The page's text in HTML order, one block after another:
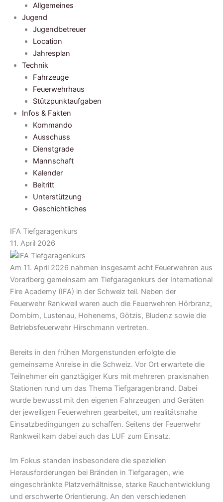
Allgemeines
Jugend
Jugendbetreuer
Location
Jahresplan
Technik
Fahrzeuge
Feuerwehrhaus
Stützpunktaufgaben
Infos & Fakten
Kommando
Ausschuss
Dienstgrade
Mannschaft
Kalender
Beitritt
Unterstützung
Geschichtliches
IFA Tiefgaragenkurs
11. April 2026
Am 11. April 2026 nahmen insgesamt acht Feuerwehren aus
Vorarlberg gemeinsam am Tiefgaragenkurs der International
Fire Academy (IFA) in der Schweiz teil. Neben der
Feuerwehr Rankweil waren auch die Feuerwehren Hörbranz,
Dornbirn, Lustenau, Hohenems, Götzis, Bludenz sowie die
Betriebsfeuerwehr Hirschmann vertreten.
Bereits in den frühen Morgenstunden erfolgte die
gemeinsame Anreise in die Schweiz. Vor Ort erwartete die
Teilnehmer ein ganztägiger Kurs mit mehreren praxisnahen
Stationen rund um das Thema Tiefgaragenbrand. Dabei
wurde bewusst mit den eigenen Fahrzeugen und Geräten
der jeweiligen Feuerwehren gearbeitet, um realitätsnahe
Einsatzbedingungen zu schaffen. Seitens der Feuerwehr
Rankweil kam dabei auch das LUF zum Einsatz.
Im Fokus standen insbesondere die speziellen
Herausforderungen bei Bränden in Tiefgaragen, wie
eingeschränkte Platzverhältnisse, starke Rauchentwicklung
und erschwerte Orientierung. An den verschiedenen